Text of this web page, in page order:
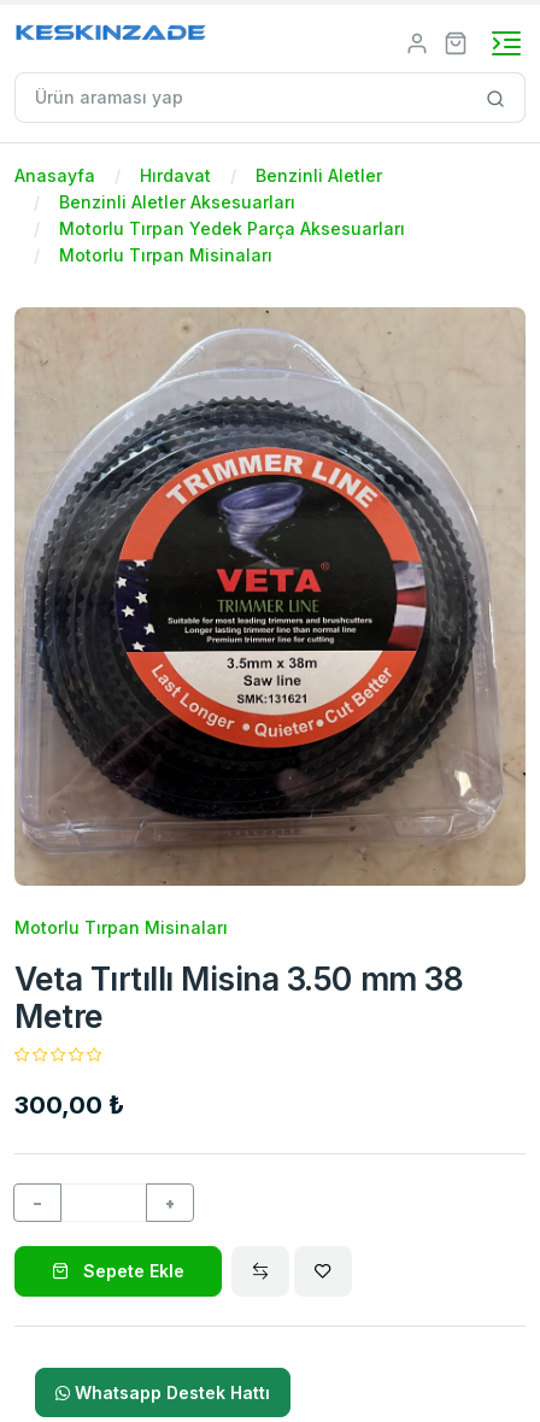
Anasayfa Hırdavat
Benzinli Aletler
Benzinli Aletler Aksesuarları
Motorlu Tırpan Yedek Parça Aksesuarları
Motorlu Tırpan Misinaları
Motorlu Tırpan Misinaları
Veta Tırtıllı Misina 3.50 mm 38
Metre
300,00 ₺
− +
Sepete Ekle
Whatsapp Destek Hattı